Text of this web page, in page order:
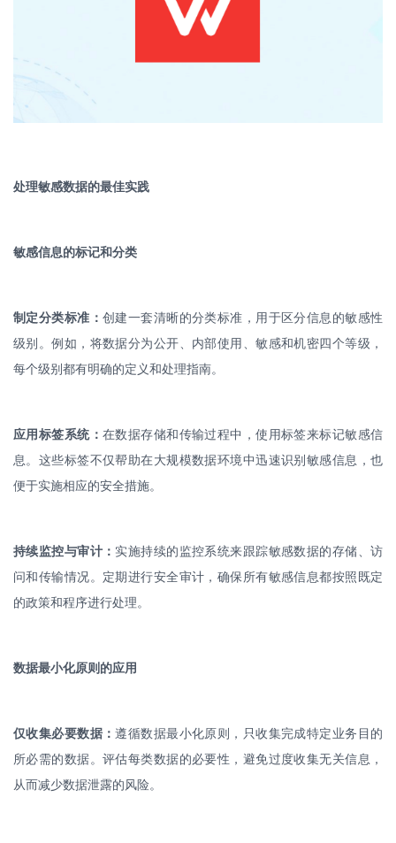
处理敏感数据的最佳实践
敏感信息的标记和分类
制定分类标准： 创建一套清晰的分类标准，用于区分信息的敏感性
级别。例如，将数据分为公开、内部使用、敏感和机密四个等级，
每个级别都有明确的定义和处理指南。
应用标签系统： 在数据存储和传输过程中，使用标签来标记敏感信
息。这些标签不仅帮助在大规模数据环境中迅速识别敏感信息，也
便于实施相应的安全措施。
持续监控与审计： 实施持续的监控系统来跟踪敏感数据的存储、访
问和传输情况。定期进行安全审计，确保所有敏感信息都按照既定
的政策和程序进行处理。
数据最小化原则的应用
仅收集必要数据：遵循数据最小化原则，只收集完成特定业务目的
所必需的数据。评估每类数据的必要性，避免过度收集无关信息，
从而减少数据泄露的风险。